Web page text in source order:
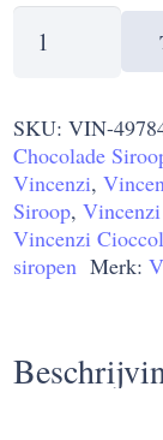
Cioccolato
Siroop
700ml
aantal
SKU:VIN-
Chocolade
Vincenzi,
Siroop,
Vincenzi
siropen Merk: